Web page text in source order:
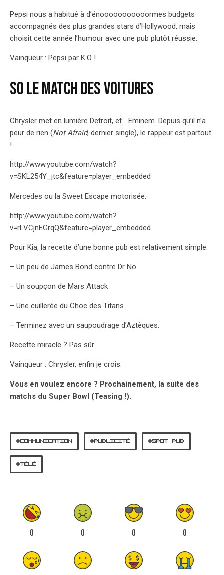
Pepsi nous a habitué à d’énooooooooooormes budgets
accompagnés des plus grandes stars d’Hollywood, mais
choisit cette année l’humour avec une pub plutôt réussie.
Vainqueur : Pepsi par K.O !
So le match des voitures
Chrysler met en lumière Detroit, et… Eminem. Depuis qu’il n’a
peur de rien (Not Afraid, dernier single), le rappeur est partout
!
http://www.youtube.com/watch?
v=SKL254Y_jtc&feature=player_embedded
Mercedes ou la Sweet Escape motorisée.
http://www.youtube.com/watch?
v=rLVCjnEGrqQ&feature=player_embedded
Pour Kia, la recette d’une bonne pub est relativement simple.
– Un peu de James Bond contre Dr No
– Un soupçon de Mars Attack
– Une cuillerée du Choc des Titans
– Terminez avec un saupoudrage d’Aztèques.
Recette miracle ? Pas sûr…
Vainqueur : Chrysler, enfin je crois.
Vous en voulez encore ? Prochainement, la suite des
matchs du Super Bowl (Teasing !).
COMMUNICATION PUBLICITÉ SPOT PUB
TÉLÉ
0 0 0 0